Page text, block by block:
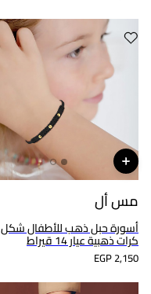
مس أل
أسورة حبل ذهب للأطفال شكل
كرات ذهبية عيار 14 قيراط
EGP 2,150